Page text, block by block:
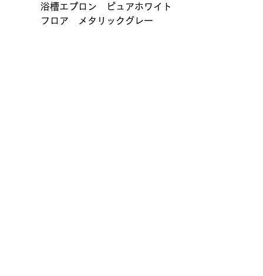
浴槽エプロン　ピュアホワイト
フロア　メタリックグレー